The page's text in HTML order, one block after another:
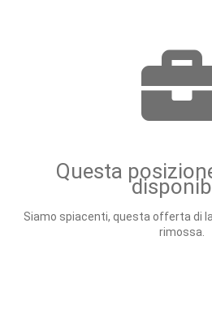
Questa
Siamo spiacenti, questa offerta di
rimossa.